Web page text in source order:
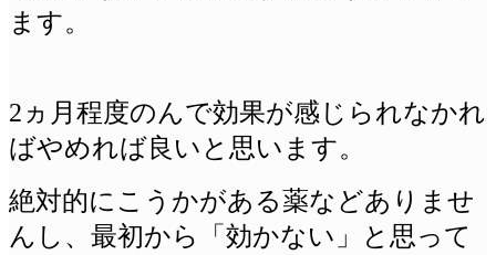
ます。
2ヵ月程度のんで効果が感じられなかれ
ばやめれば良いと思います。
絶対的にこうかがある薬などありませ
んし、最初から「効かない」と思って